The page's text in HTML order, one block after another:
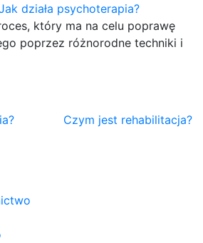
działa psychoterapia?
który ma na celu poprawę
poprzez różnorodne techniki i
Czym jest rehabilitacja?